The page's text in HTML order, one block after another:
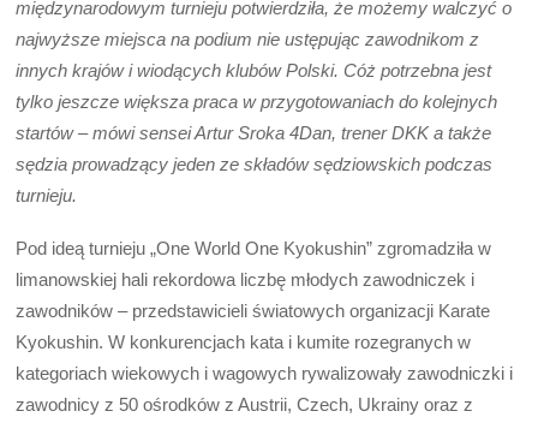
międzynarodowym turnieju potwierdziła, że możemy walczyć o
najwyższe miejsca na podium nie ustępując zawodnikom z
innych krajów i wiodących klubów Polski. Cóż potrzebna jest
tylko jeszcze większa praca w przygotowaniach do kolejnych
startów – mówi sensei Artur Sroka 4Dan, trener DKK a także
sędzia prowadzący jeden ze składów sędziowskich podczas
turnieju.
Pod ideą turnieju „One World One Kyokushin” zgromadziła w
limanowskiej hali rekordowa liczbę młodych zawodniczek i
zawodników – przedstawicieli światowych organizacji Karate
Kyokushin. W konkurencjach kata i kumite rozegranych w
kategoriach wiekowych i wagowych rywalizowały zawodniczki i
zawodnicy z 50 ośrodków z Austrii, Czech, Ukrainy oraz z